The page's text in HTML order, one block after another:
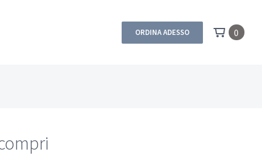
ORDINA ADESSO 0